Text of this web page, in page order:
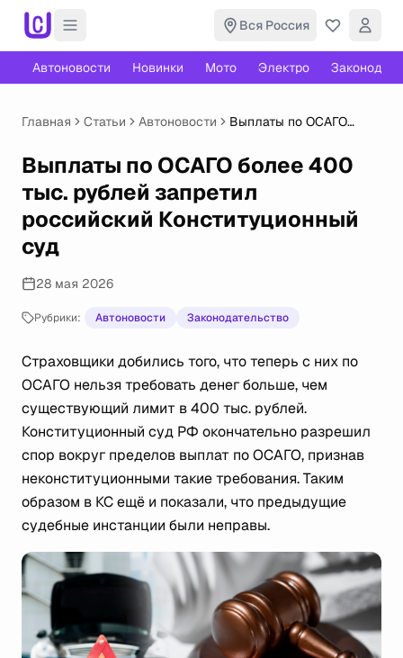
Вся Россия
Автоновости Новинки Мото Электро
Главная Статьи Автоновости
Выплаты по ОСАГО
запретил российский
Конституционный суд
Выплаты по ОСАГО более 400
тыс. рублей запретил
российский Конституционный
суд
28 мая 2026
Рубрики: Автоновости Законодательство
Страховщики добились того, что теперь с них по
ОСАГО нельзя требовать денег больше, чем
существующий лимит в 400 тыс. рублей.
Конституционный суд РФ окончательно разрешил
спор вокруг пределов выплат по ОСАГО, признав
неконституционными такие требования. Таким
образом в КС ещё и показали, что предыдущие
судебные инстанции были неправы.